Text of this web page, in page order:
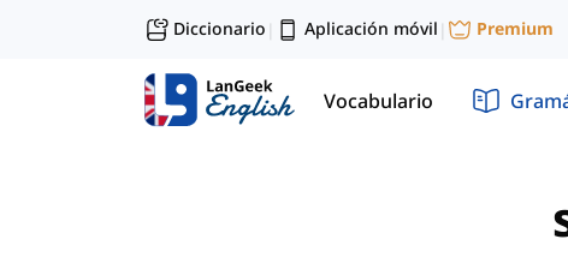
Diccionario | Aplicación móvil | Premium
Vocabulario